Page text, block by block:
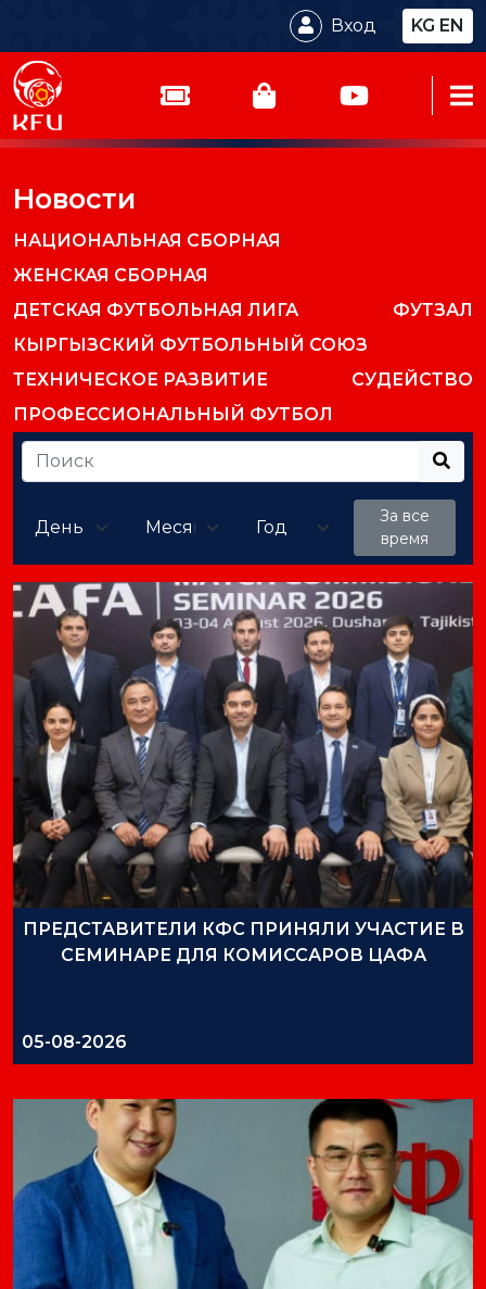
Вход KG EN
Новости
НАЦИОНАЛЬНАЯ СБОРНАЯ
ЖЕНСКАЯ СБОРНАЯ
ДЕТСКАЯ ФУТБОЛЬНАЯ ЛИГА
ФУТЗАЛ
КЫРГЫЗСКИЙ ФУТБОЛЬНЫЙ СОЮЗ
ТЕХНИЧЕСКОЕ РАЗВИТИЕ
СУДЕЙСТВО
ПРОФЕССИОНАЛЬНЫЙ ФУТБОЛ
За все
время
ПРЕДСТАВИТЕЛИ КФС ПРИНЯЛИ УЧАСТИЕ В
СЕМИНАРЕ ДЛЯ КОМИССАРОВ ЦАФА
05-08-2026